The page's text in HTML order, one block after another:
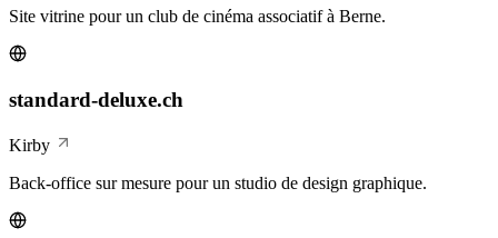
Site vitrine pour un club de cinéma associatif à Berne.
standard-deluxe.ch
Kirby
Back-office sur mesure pour un studio de design graphique.